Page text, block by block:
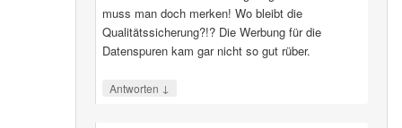
muss man doch merken! Wo bleibt die
Qualitätssicherung?!? Die Werbung für die
Datenspuren kam gar nicht so gut rüber.
Antworten ↓